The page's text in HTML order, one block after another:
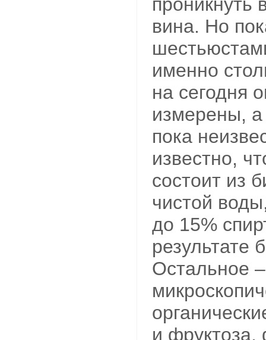
вина. Но
именно
на сегодня
измерены, а
пока
известно,
состоит из
чистой
до 15%
результате
Остальное
и